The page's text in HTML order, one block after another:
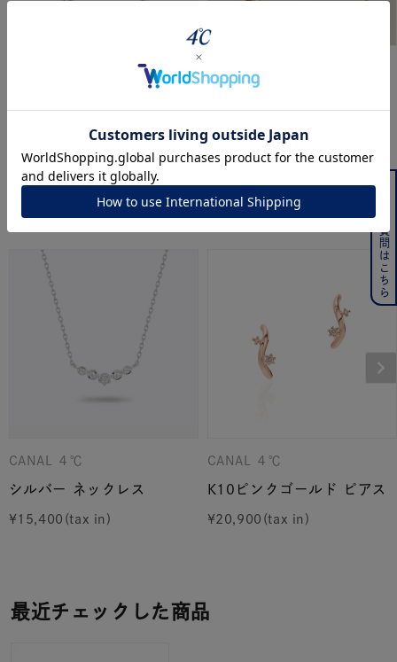
EAUDOUCE４℃
25,300
こちらの商品もおすすめです
CANAL ４℃
シルバー ネックレス
¥15,400
CANAL ４℃
K10ピンクゴールド ピアス
¥20,900
最近チェックした商品
よくある質問はこちら